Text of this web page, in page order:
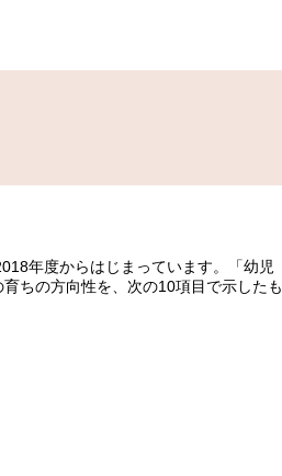
年度からはじまっています。「幼児
ちの方向性を、次の10項目で示したも